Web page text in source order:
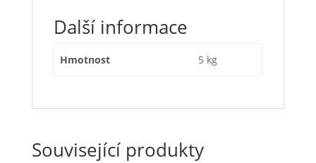
Další informace
Hmotnost 5 kg
Související produkty